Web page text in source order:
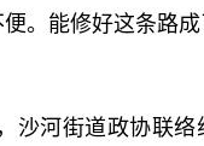
。能修好这条路
沙河街道政协联络